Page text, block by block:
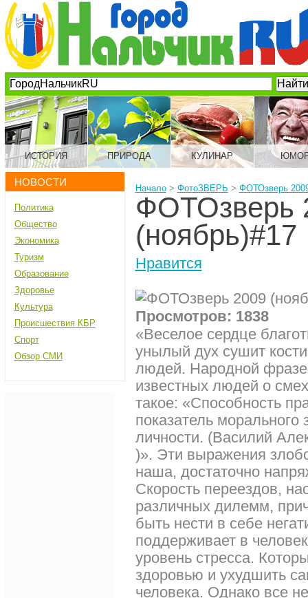
ИСТОРИЯ ПРИРОДА КУЛИНАР
НОВОСТИ
Политика
Общество
Экономика
Туризм
Образование
Здоровье
Культура
Происшествия КБР
Спорт
Обзор СМИ
Начало> ФотоЗВЕРЬ > ФОТОзверь
ФОТОзверь
(ноябрь)#17
Нравится
Просмотров: 1838
«Веселое сердце
унылый дух сушит
людей. Народной фразе
известных людей о
такое: «Способность
показатель морального
личности. (Василий
)». Эти выражения
наша, достаточно
Скорость переездов,
различных дилемм,
быть нести в себе
поддерживает в
уровень стресса.
здоровью и ухудшить
человека. Однако все